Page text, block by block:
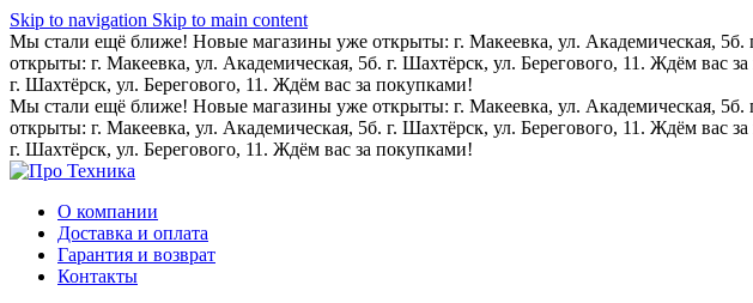
Skip to navigation Skip to main content
Мы стали ещё ближе! Новые магазины уже открыты: г. Макеевка, ул. Академическая, 5б.
открыты: г. Макеевка, ул. Академическая, 5б. г. Шахтёрск, ул. Берегового, 11. Ждём вас
г. Шахтёрск, ул. Берегового, 11. Ждём вас за покупками!
Мы стали ещё ближе! Новые магазины уже открыты: г. Макеевка, ул. Академическая, 5б.
открыты: г. Макеевка, ул. Академическая, 5б. г. Шахтёрск, ул. Берегового, 11. Ждём вас
г. Шахтёрск, ул. Берегового, 11. Ждём вас за покупками!
О компании
Доставка и оплата
Гарантия и возврат
Контакты